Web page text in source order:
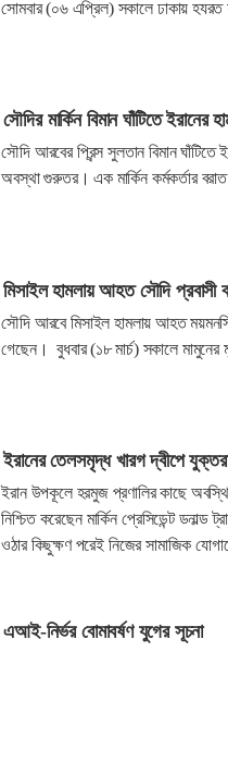
সোমবার (০৬ এপ্রিল) সকালে ঢাকায় হযরত
সৌদির মার্কিন বিমান ঘাঁটিতে ইরানের
সৌদি আরবের প্রিন্স সুলতান বিমান
অবস্থা গুরুতর। এক মার্কিন কর্মকর্তার
মিসাইল হামলায় আহত সৌদি প্রবাসী
সৌদি আরবে মিসাইল হামলায় আহত
গেছেন। বুধবার (১৮ মার্চ) সকালে মামুনের
ইরানের তেলসমৃদ্ধ খারগ দ্বীপে
ইরান উপকূলে হরমুজ প্রণালির কাছে
নিশ্চিত করেছেন মার্কিন প্রেসিডেন্ট
ওঠার কিছুক্ষণ পরেই নিজের সামাজিক
এআই-নির্ভর বোমাবর্ষণ যুগের সূচনা